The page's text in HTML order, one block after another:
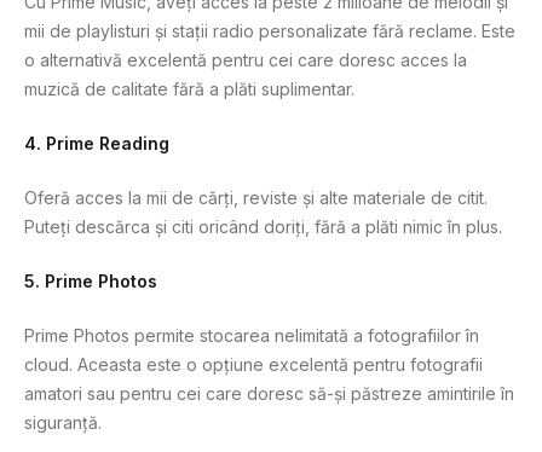
mii de playlisturi și stații radio personalizate fără reclame. Este
o alternativă excelentă pentru cei care doresc acces la
muzică de calitate fără a plăti suplimentar.
4. Prime Reading
Oferă acces la mii de cărți, reviste și alte materiale de citit.
Puteți descărca și citi oricând doriți, fără a plăti nimic în plus.
5. Prime Photos
Prime Photos permite stocarea nelimitată a fotografiilor în
cloud. Aceasta este o opțiune excelentă pentru fotografii
amatori sau pentru cei care doresc să-și păstreze amintirile în
siguranță.